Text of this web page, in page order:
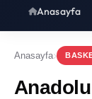
Anasayfa
Anasayfa